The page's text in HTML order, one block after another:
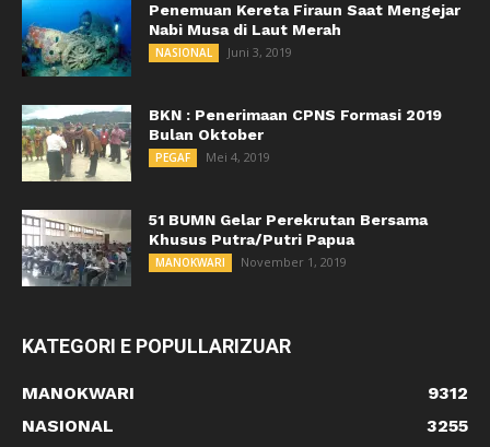
Penemuan Kereta Firaun Saat Mengejar
Nabi Musa di Laut Merah
NASIONAL Juni 3, 2019
BKN : Penerimaan CPNS Formasi 2019
Bulan Oktober
PEGAF Mei 4, 2019
51 BUMN Gelar Perekrutan Bersama
Khusus Putra/Putri Papua
MANOKWARI November 1, 2019
KATEGORI E POPULLARIZUAR
MANOKWARI
9312
NASIONAL
3255